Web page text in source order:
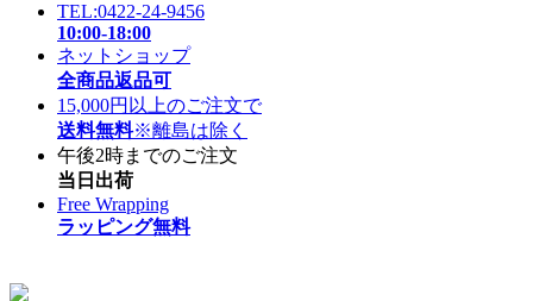
TEL:0422-24-9456
10:00-18:00
ネットショップ
全商品返品可
15,000円以上のご注文で
送料無料※離島は除く
午後2時までのご注文
当日出荷
Free Wrapping
ラッピング無料